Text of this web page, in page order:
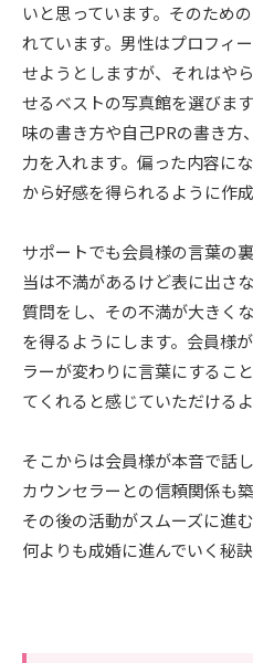
いと思っています。そのため
れています。男性はプロフィ
せようとしますが、それはや
せるベストの写真館を選びま
味の書き方や自己PRの書き方
力を入れます。偏った内容に
から好感を得られるように作
サポートでも会員様の言葉の
当は不満があるけど表に出さ
質問をし、その不満が大きく
を得るようにします。会員様
ラーが変わりに言葉にするこ
てくれると感じていただける
そこからは会員様が本音で話
カウンセラーとの信頼関係も
その後の活動がスムーズに進
何よりも成婚に進んでいく秘